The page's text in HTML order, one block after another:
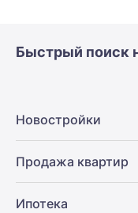
Быстрый поиск
Новостройки
Продажа квартир
Ипотека